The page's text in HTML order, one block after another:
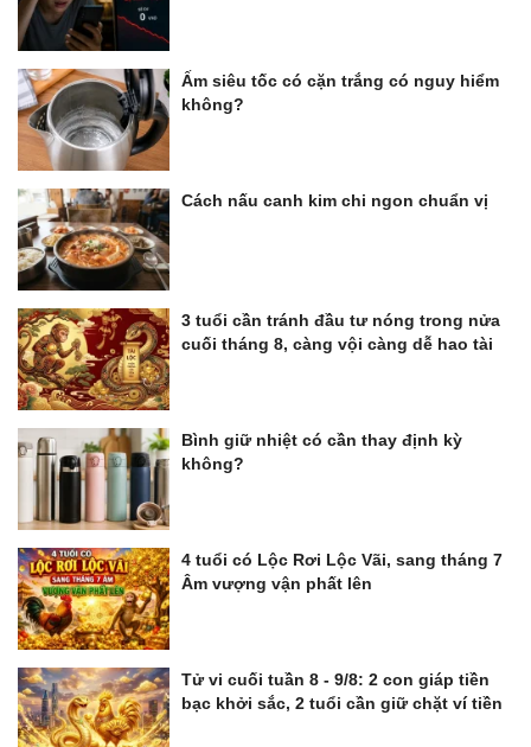
Ấm siêu tốc có cặn trắng có nguy hiểm
không?
Cách nấu canh kim chi ngon chuẩn vị
3 tuổi cần tránh đầu tư nóng trong nửa
cuối tháng 8, càng vội càng dễ hao tài
Bình giữ nhiệt có cần thay định kỳ
không?
4 tuổi có Lộc Rơi Lộc Vãi, sang tháng 7
Âm vượng vận phất lên
Tử vi cuối tuần 8 - 9/8: 2 con giáp tiền
bạc khởi sắc, 2 tuổi cần giữ chặt ví tiền